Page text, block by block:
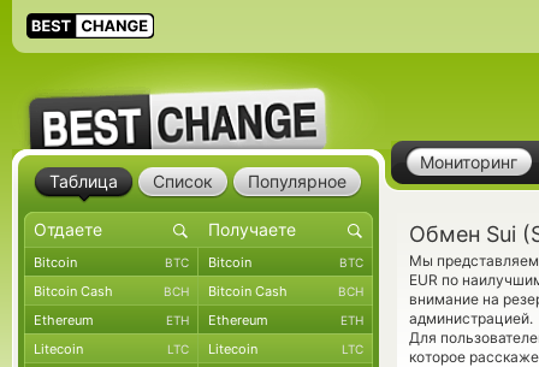
Мониторинг
Обмен Sui
Мы представляем
EUR по
внимание на
администрацией.
Для
которое
Таблица Список Популярное
Bitcoin BTC Bitcoin BTC
Bitcoin Cash BCH Bitcoin Cash BCH
Ethereum ETH Ethereum ETH
Litecoin LTC Litecoin LTC